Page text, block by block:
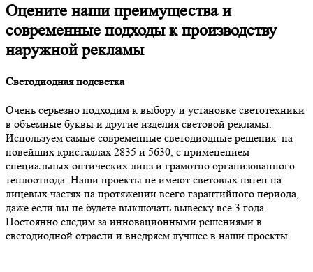
Оцените наши преимущества и
современные подходы к производству
наружной рекламы
Светодиодная подсветка
Очень серьезно подходим к выбору и установке светотехники
в объемные буквы и другие изделия световой рекламы.
Используем самые современные светодиодные решения на
новейших кристаллах 2835 и 5630, с применением
специальных оптических линз и грамотно организованного
теплоотвода. Наши проекты не имеют световых пятен на
лицевых частях на протяжении всего гарантийного периода,
даже если вы не будете выключать вывеску все 3 года.
Постоянно следим за инновационными решениями в
светодиодной отрасли и внедряем лучшее в наши проекты.